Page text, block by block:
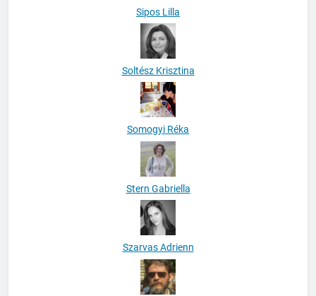
Sipos Lilla
Soltész Krisztina
Somogyi Réka
Stern Gabriella
Szarvas Adrienn